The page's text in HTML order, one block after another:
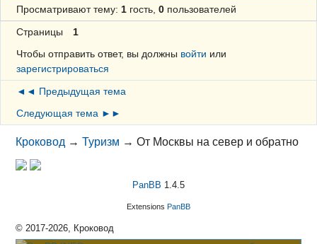
Просматривают тему: 1гость, 0пользователей
Страницы
1
Чтобы отправить ответ, вы должны войти или
зарегистрироваться
◄◄ Предыдущая тема
Следующая тема ►►
Кроковод →Туризм →От Москвы на север и обратно
PanBB 1.4.5
Extensions PanBB
© 2017-2026, Кроковод